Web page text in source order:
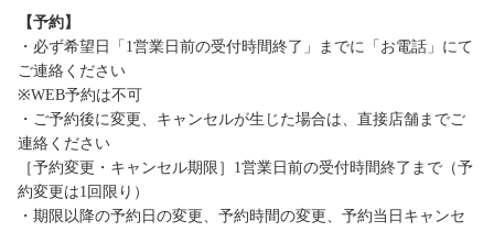
【予約】
・必ず希望日「1営業日前の受付時間終了」までに「お電話」にて
ご連絡ください
※WEB予約は不可
・ご予約後に変更、キャンセルが生じた場合は、直接店舗までご
連絡ください
［予約変更・キャンセル期限］1営業日前の受付時間終了まで（予
約変更は1回限り）
・期限以降の予約日の変更、予約時間の変更、予約当日キャンセ